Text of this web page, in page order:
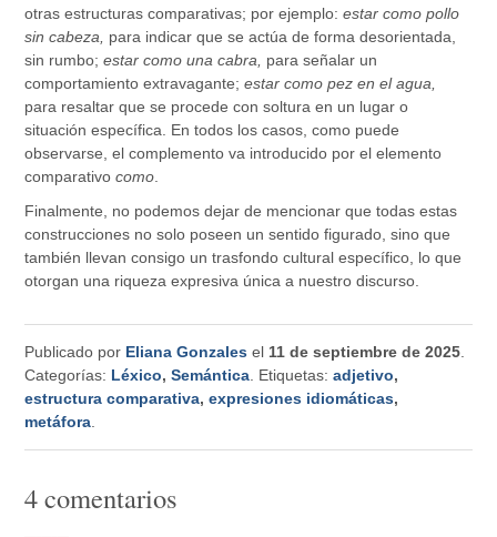
otras estructuras comparativas; por ejemplo:estar como pollo
sin cabeza, para indicar que se actúa de forma desorientada,
sin rumbo;estar como una cabra, para señalar un
comportamiento extravagante;estar como pez en el agua,
para resaltar que se procede con soltura en un lugar o
situación específica. En todos los casos, como puede
observarse, el complemento va introducido por el elemento
comparativocomo
Finalmente, no podemos dejar de mencionar que todas estas
construcciones no solo poseen un sentido figurado, sino que
también llevan consigo un trasfondo cultural específico, lo que
otorgan una riqueza expresiva única a nuestro discurso.
Publicado por Eliana Gonzales el 11 de septiembre de 2025
Categorías: Léxico,Semántica . Etiquetas:adjetivo,
estructura comparativa,expresiones idiomáticas,
metáfora
4 comentarios